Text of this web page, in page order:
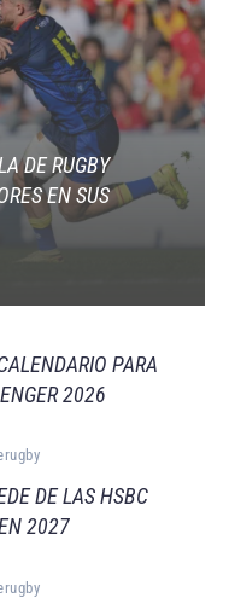
DE RUGBY
EN SUS
PARA
2026
DE LAS HSBC
2027